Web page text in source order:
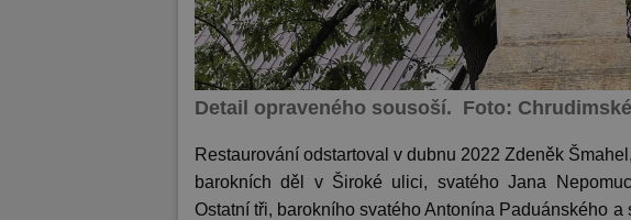
Detail opraveného sousoší. Foto:
Restaurování odstartoval v dubnu 2022 Zdeněk
barokních děl v Široké ulici, svatého Jana
Ostatní tři, barokního svatého Antonína Paduánského